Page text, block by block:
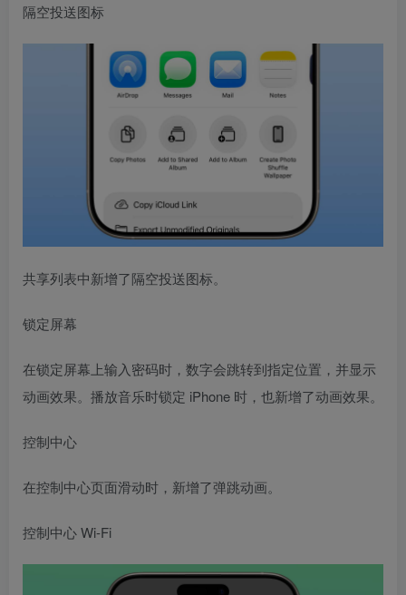
隔空投送图标
共享列表中新增了隔空投送图标。
锁定屏幕
在锁定屏幕上输入密码时，数字会跳转到指定位置，并显示
动画效果。播放音乐时锁定 iPhone 时，也新增了动画效果。
控制中心
在控制中心页面滑动时，新增了弹跳动画。
控制中心 Wi-Fi